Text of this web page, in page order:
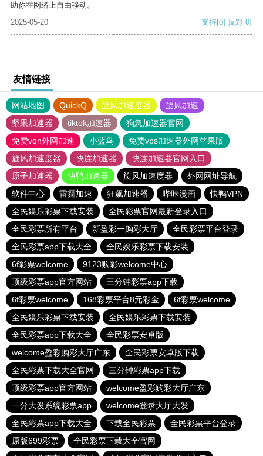
助你在网络上自由移动。
2025-05-20
支持[0] 反对[0]
友情链接
网站地图 QuickQ 旋风加速度器
旋风加速
坚果加速器
tiktok加速器
狗急加速器官网
免费vqn外网加速
小蓝鸟
免费vps加速器外网苹果版
旋风加速度器
快连加速器
快连加速器官网入口
原子加速器
快鸭加速器 旋风加速度器
外网网址导航
软件中心
雷霆加速 狂飙加速器 哔咔漫画
快鸭VPN
全民娱乐彩票下载安装
全民彩票官网最新登录入口
全民彩票所有平台
新盈彩一购彩大厅
全民彩票平台登录
全民彩票app下载大全
全民娱乐彩票下载安装
6f彩票welcome
9123购彩welcome中心
顶级彩票app官方网站
三分钟彩票app下载
6f彩票welcome
168彩票平台8元彩金
6f彩票welcome
全民娱乐彩票下载安装
全民娱乐彩票下载安装
全民彩票app下载大全
全民彩票安卓版
welcome盈彩购彩大厅广东
全民彩票安卓版下载
全民彩票下载大全官网
三分钟彩票app下载
顶级彩票app官方网站
welcome盈彩购彩大厅广东
一分大发系统彩票app
welcome登录大厅大发
全民彩票app下载大全
下载全民彩票
全民彩票平台登录
原版699彩票
全民彩票下载大全官网